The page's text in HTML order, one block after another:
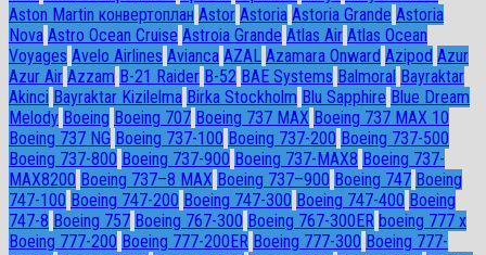
Aston Martin конвертоплан Astor Astoria Astoria Grande Astoria
Nova Astro Ocean Cruise Astroia Grande Atlas Air Atlas Ocean
Voyages Avelo Airlines Avianca AZAL Azamara Onward Azipod Azur
Azur Air Azzam B-21 Raider B-52 BAE Systems Balmoral Bayraktar
Akinci Bayraktar Kizilelma Birka Stockholm Blu Sapphire Blue Dream
Melody Boeing Boeing 707 Boeing 737 MAX Boeing 737 MAX 10
Boeing 737 NG Boeing 737-100 Boeing 737-200 Boeing 737-500
Boeing 737-800 Boeing 737-900 Boeing 737-MAX8 Boeing 737-
MAX8200 Boeing 737–8 MAX Boeing 737–900 Boeing 747 Boeing
747-100 Boeing 747-200 Boeing 747-300 Boeing 747-400 Boeing
747-8 Boeing 757 Boeing 767-300 Boeing 767-300ER boeing 777 x
Boeing 777-200 Boeing 777-200ER Boeing 777-300 Boeing 777-